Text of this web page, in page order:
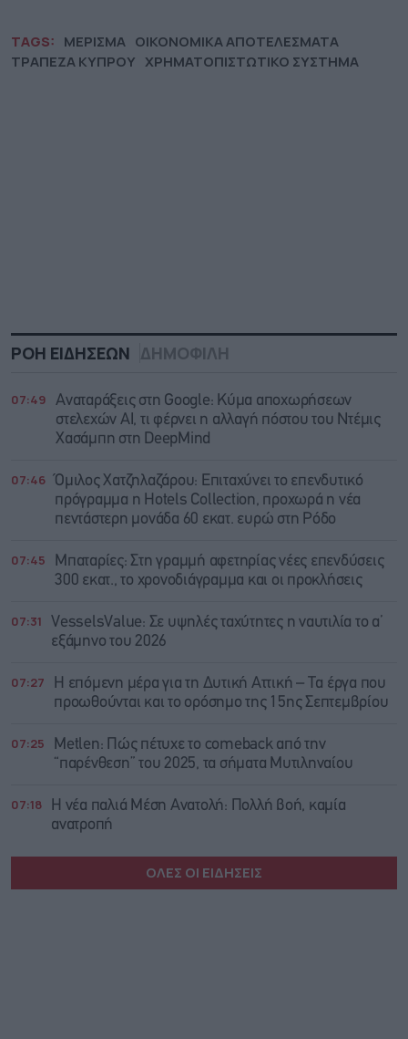
TAGS: ΜΕΡΙΣΜΑ ΟΙΚΟΝΟΜΙΚΑ ΑΠΟΤΕΛΕΣΜΑΤΑ
ΤΡΑΠΕΖΑ ΚΥΠΡΟΥ ΧΡΗΜΑΤΟΠΙΣΤΩΤΙΚΟ ΣΥΣΤΗΜΑ
ΡΟΗ ΕΙΔΗΣΕΩΝ ΔΗΜΟΦΙΛΗ
07:49
Αναταράξεις στη Google: Κύμα αποχωρήσεων
στελεχών AI, τι φέρνει η αλλαγή πόστου του Ντέμις
Χασάμπη στη DeepMind
07:46
Όμιλος Χατζηλαζάρου: Επιταχύνει το επενδυτικό
πρόγραμμα η Hotels Collection, προχωρά η νέα
πεντάστερη μονάδα 60 εκατ. ευρώ στη Ρόδο
07:45
Μπαταρίες: Στη γραμμή αφετηρίας νέες επενδύσεις
300 εκατ., το χρονοδιάγραμμα και οι προκλήσεις
07:31
VesselsValue: Σε υψηλές ταχύτητες η ναυτιλία το α’
εξάμηνο του 2026
07:27
Η επόμενη μέρα για τη Δυτική Αττική – Τα έργα που
προωθούνται και το ορόσημο της 15ης Σεπτεμβρίου
07:25
Metlen: Πώς πέτυχε το comeback από την
“παρένθεση” του 2025, τα σήματα Μυτιληναίου
07:18
Η νέα παλιά Μέση Ανατολή: Πολλή βοή, καμία
ανατροπή
ΟΛΕΣ ΟΙ ΕΙΔΗΣΕΙΣ